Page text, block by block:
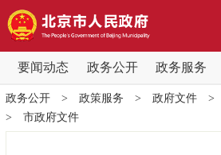
要闻动态 政务公开 政务服务
要闻动态
党中央精神 国务院信息
政务公开> 政策服务 > 政府文件>
> 市政府文件